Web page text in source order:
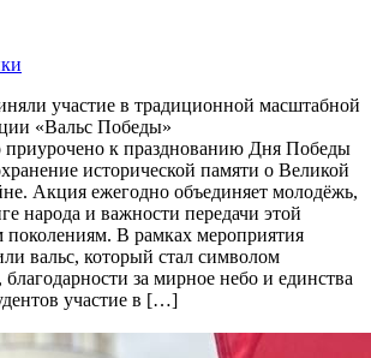
участие в традиционной масштабной
«Вальс Победы»
к празднованию Дня Победы
исторической памяти о Великой
Акция ежегодно объединяет молодёжь,
народа и важности передачи этой
В рамках мероприятия
вальс, который стал символом
за мирное небо и единства
участие в […]